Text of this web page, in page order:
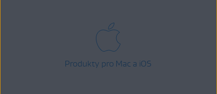
Produkty pro Mac a iOS